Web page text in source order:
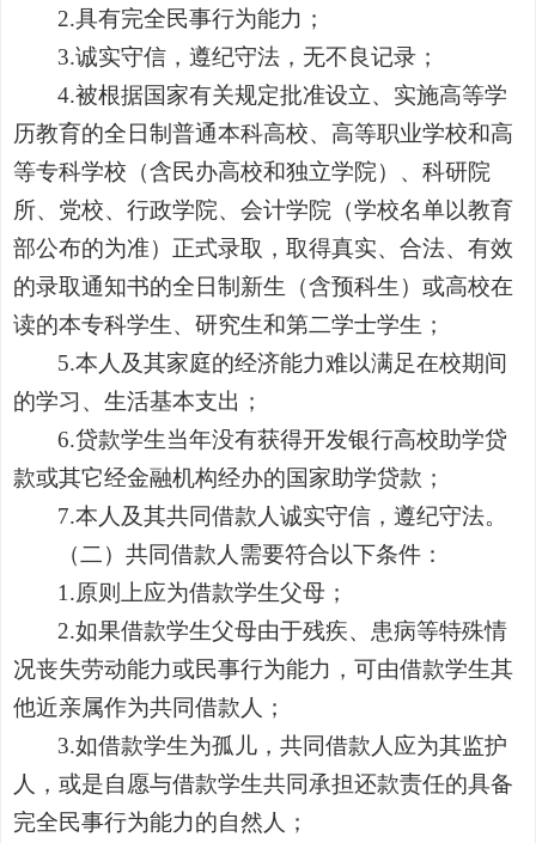
2.具有完全民事行为能力；
3.诚实守信，遵纪守法，无不良记录；
4.被根据国家有关规定批准设立、实施高等学
历教育的全日制普通本科高校、高等职业学校和高
等专科学校（含民办高校和独立学院）、科研院
所、党校、行政学院、会计学院（学校名单以教育
部公布的为准）正式录取，取得真实、合法、有效
的录取通知书的全日制新生（含预科生）或高校在
读的本专科学生、研究生和第二学士学生；
5.本人及其家庭的经济能力难以满足在校期间
的学习、生活基本支出；
6.贷款学生当年没有获得开发银行高校助学贷
款或其它经金融机构经办的国家助学贷款；
7.本人及其共同借款人诚实守信，遵纪守法。
（二）共同借款人需要符合以下条件：
1.原则上应为借款学生父母；
2.如果借款学生父母由于残疾、患病等特殊情
况丧失劳动能力或民事行为能力，可由借款学生其
他近亲属作为共同借款人；
3.如借款学生为孤儿，共同借款人应为其监护
人，或是自愿与借款学生共同承担还款责任的具备
完全民事行为能力的自然人；